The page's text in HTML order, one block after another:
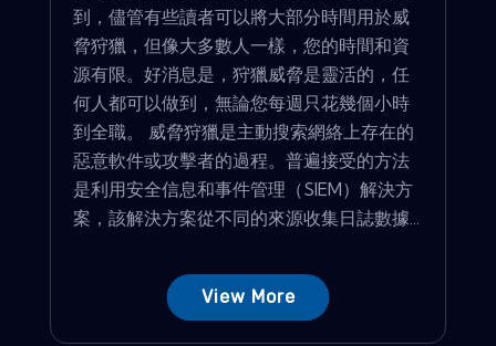
到，儘管有些讀者可以將大部分時間用於威
脅狩獵，但像大多數人一樣，您的時間和資
源有限。好消息是，狩獵威脅是靈活的，任
何人都可以做到，無論您每週只花幾個小時
到全職。 威脅狩獵是主動搜索網絡上存在的
惡意軟件或攻擊者的過程。普遍接受的方法
是利用安全信息和事件管理（SIEM）解決方
案，該解決方案從不同的來源收集日誌數據...
View More